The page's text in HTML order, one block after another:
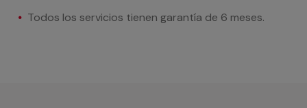
Todos los servicios tienen garantía de 6 meses.